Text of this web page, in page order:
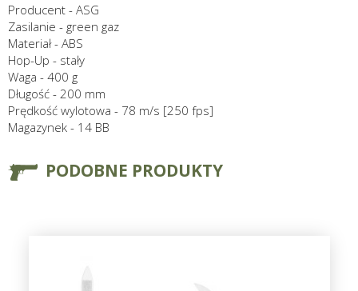
Producent - ASG
Zasilanie - green gaz
Materiał - ABS
Hop-Up - stały
Waga - 400 g
Długość - 200 mm
Prędkość wylotowa - 78 m/s [250 fps]
Magazynek - 14 BB
PODOBNE PRODUKTY